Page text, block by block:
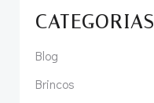
CATEGORIAS
Blog
Brincos